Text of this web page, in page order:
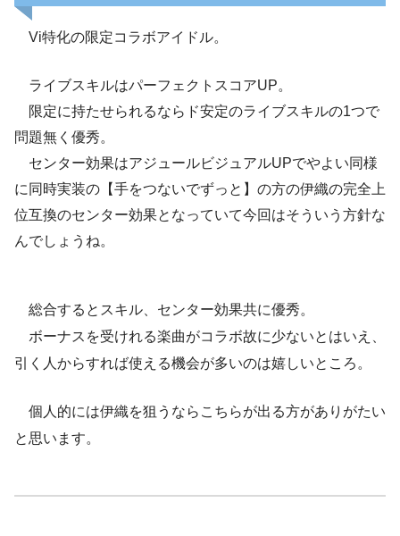
Vi特化の限定コラボアイドル。
ライブスキルはパーフェクトスコアUP。
限定に持たせられるならド安定のライブスキルの1つで
問題無く優秀。
センター効果はアジュールビジュアルUPでやよい同様
に同時実装の【手をつないでずっと】の方の伊織の完全上
位互換のセンター効果となっていて今回はそういう方針な
んでしょうね。
総合するとスキル、センター効果共に優秀。
ボーナスを受けれる楽曲がコラボ故に少ないとはいえ、
引く人からすれば使える機会が多いのは嬉しいところ。
個人的には伊織を狙うならこちらが出る方がありがたい
と思います。